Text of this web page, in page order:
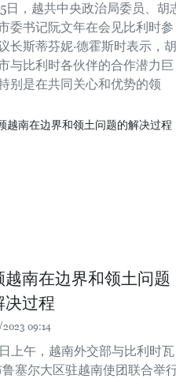
日，越共中央政治局委员、胡
委书记阮文年在会见比利时参
长斯蒂芬妮·德霍斯时表示，胡
与比利时各伙伴的合作潜力巨
别是在共同关心和优势的领
越南在边界和领土问题
决过程
09:14
上午，越南外交部与比利时瓦
鲁塞尔大区驻越南使团联合举